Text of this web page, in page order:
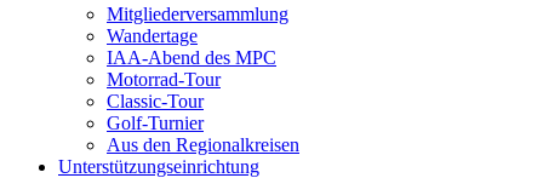
Mitgliederversammlung
Wandertage
IAA-Abend des MPC
Motorrad-Tour
Classic-Tour
Golf-Turnier
Aus den Regionalkreisen
Unterstützungseinrichtung